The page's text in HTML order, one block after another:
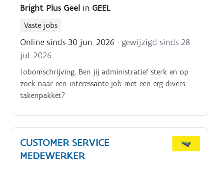
Bright Plus Geel in GEEL
Vaste jobs
Online sinds 30 jun. 2026 - gewijzigd sinds 28
jul. 2026
Jobomschrijving. Ben jij administratief sterk en op
zoek naar een interessante job met een erg divers
takenpakket?
CUSTOMER SERVICE
MEDEWERKER